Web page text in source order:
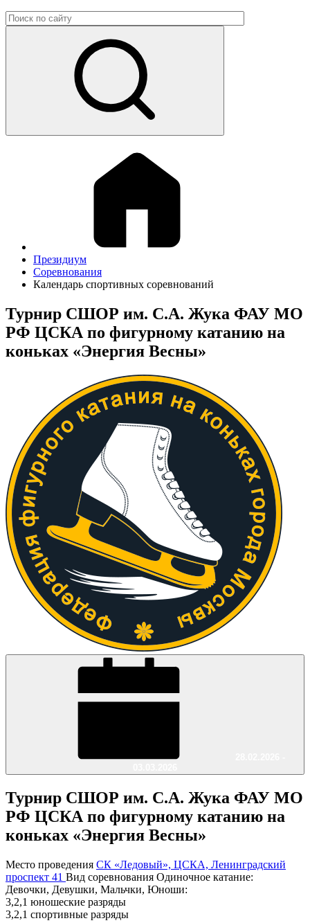
Президиум
Соревнования
Календарь спортивных соревнований
Турнир СШОР им. С.А. Жука ФАУ МО
РФ ЦСКА по фигурному катанию на
коньках «Энергия Весны»
Турнир СШОР им. С.А. Жука ФАУ МО
РФ ЦСКА по фигурному катанию на
коньках «Энергия Весны»
Место проведения СК «Ледовый», ЦСКА, Ленинградский
проспект 41 Вид соревнования Одиночное катание:
Девочки, Девушки, Мальчки, Юноши:
3,2,1 юношеские разряды
3,2,1 спортивные разряды